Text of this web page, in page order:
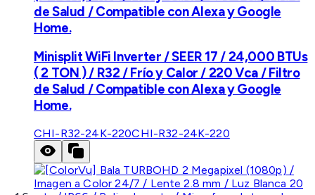
de Salud / Compatible con Alexa y Google
Home.
Minisplit WiFi Inverter / SEER 17 / 24,000 BTUs
( 2 TON ) / R32 / Frío y Calor / 220 Vca / Filtro
de Salud / Compatible con Alexa y Google
Home.
CHI-R32-24K-220CHI-R32-24K-220